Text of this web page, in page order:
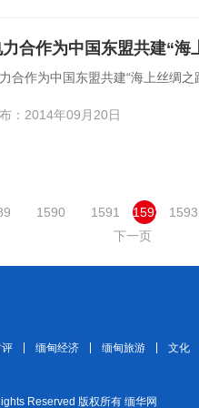
力合作为中国东盟共建“海
合作为中国东盟共建“海上丝绸之
：2014年09月20日
1590 1591 1592
1593
下一页
缅甸经济 缅甸旅游 文化
Reserved 版权所有 缅华网